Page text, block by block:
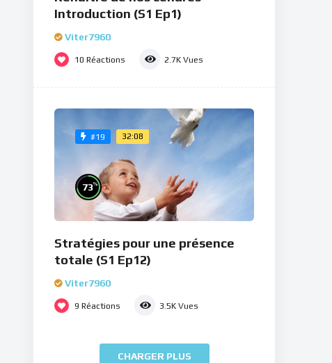
Introduction (S1 Ep1)
Viter7960
10 Réactions 2.7K Vues
#19 32:08
73%
Stratégies pour une présence
totale (S1 Ep12)
Viter7960
9 Réactions 3.5K Vues
CHARGER PLUS